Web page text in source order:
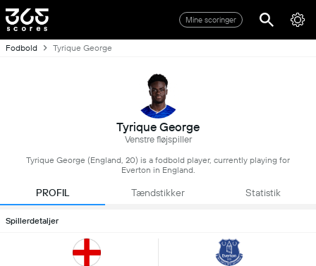
Mine scoringer
Fodbold Tyrique George
Tyrique George
Venstre fløjspiller
Tyrique George (England, 20) is a fodbold player, currently playing for
Everton in England.
PROFIL Tændstikker Statistik
Spillerdetaljer